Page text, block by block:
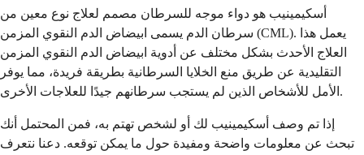
أسكيمينيب هو دواء موجه للسرطان مصمم لعلاج نوع معين من
سرطان الدم يسمى ابيضاض الدم النقوي المزمن (CML). يعمل هذا
العلاج الأحدث بشكل مختلف عن أدوية ابيضاض الدم النقوي المزمن
التقليدية عن طريق منع الخلايا السرطانية بطريقة فريدة، مما يوفر
الأمل للأشخاص الذين لم يستجب سرطانهم جيدًا للعلاجات الأخرى.
إذا تم وصف أسكيمينيب لك أو لشخص تهتم به، فمن المحتمل أنك
تبحث عن معلومات واضحة ومفيدة حول ما يمكن توقعه. دعنا نتعرف